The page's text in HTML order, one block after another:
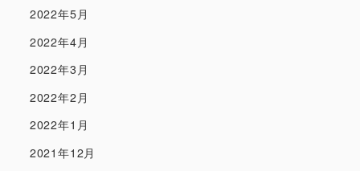
2022年5月
2022年4月
2022年3月
2022年2月
2022年1月
2021年12月